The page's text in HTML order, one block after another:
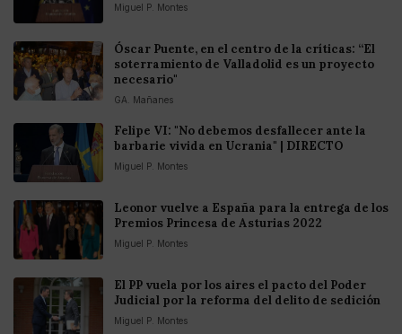
Miguel P. Montes
Óscar Puente, en el centro de la críticas: “El
soterramiento de Valladolid es un proyecto
necesario"
GA. Mañanes
Felipe VI: "No debemos desfallecer ante la
barbarie vivida en Ucrania" | DIRECTO
Miguel P. Montes
Leonor vuelve a España para la entrega de los
Premios Princesa de Asturias 2022
Miguel P. Montes
El PP vuela por los aires el pacto del Poder
Judicial por la reforma del delito de sedición
Miguel P. Montes